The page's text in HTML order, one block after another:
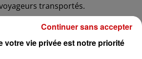
transportés.
votre vie privée est notre priorité
Continuer sans accepter